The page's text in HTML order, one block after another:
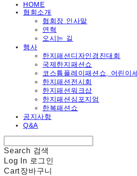
HOME
협회소개
협회장 인사말
연혁
오시는 길
행사
한지패션디자인경진대회
국제한지패션쇼
코스튬플레이패션쇼, 어린이
한지패션전시회
한지패션워크샵
한지패션심포지엄
한복패션쇼
공지사항
Q&A
Search 검색
Log In 로그인
Cart장바구니